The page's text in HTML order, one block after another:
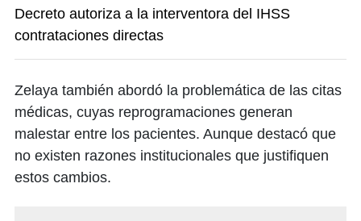
Decreto autoriza a la interventora del IHSS
contrataciones directas
Zelaya también abordó la problemática de las citas
médicas, cuyas reprogramaciones generan
malestar entre los pacientes. Aunque destacó que
no existen razones institucionales que justifiquen
estos cambios.